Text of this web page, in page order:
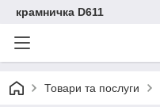
крамничка D611
Товари та послуги